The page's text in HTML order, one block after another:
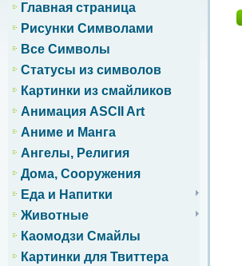
Главная страница
Рисунки Символами
Все Символы
Статусы из символов
Картинки из смайликов
Анимация ASCII Art
Аниме и Манга
Ангелы, Религия
Дома, Сооружения
Еда и Напитки
Животные
Каомодзи Смайлы
Картинки для Твиттера